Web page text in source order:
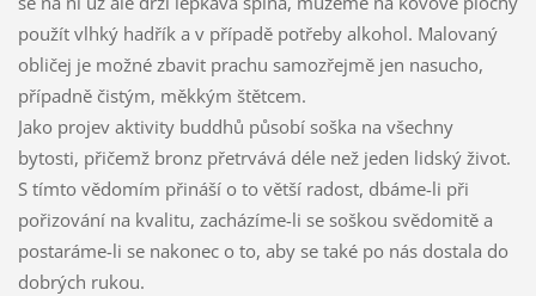
použít vlhký hadřík a v případě potřeby alkohol. Malovaný
obličej je možné zbavit prachu samozřejmě jen nasucho,
případně čistým, měkkým štětcem.
Jako projev aktivity buddhů působí soška na všechny
bytosti, přičemž bronz přetrvává déle než jeden lidský život.
S tímto vědomím přináší o to větší radost, dbáme-li při
pořizování na kvalitu, zacházíme-li se soškou svědomitě a
postaráme-li se nakonec o to, aby se také po nás dostala do
dobrých rukou.